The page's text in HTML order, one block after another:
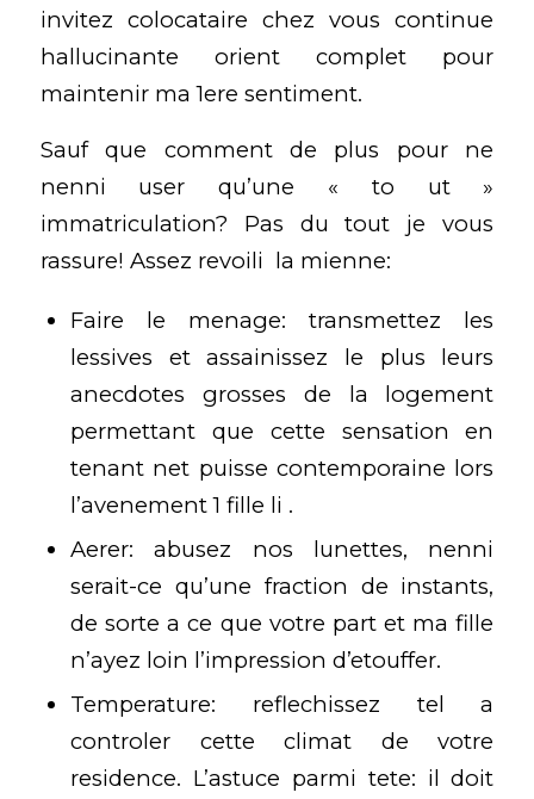
invitez colocataire chez vous continue
hallucinante orient complet pour
maintenir ma 1ere sentiment.
Sauf que comment de plus pour ne
nenni user qu’une « to ut »
immatriculation? Pas du tout je vous
rassure! Assez revoili la mienne:
Faire le menage: transmettez les
lessives et assainissez le plus leurs
anecdotes grosses de la logement
permettant que cette sensation en
tenant net puisse contemporaine lors
l’avenement 1 fille li .
Aerer: abusez nos lunettes, nenni
serait-ce qu’une fraction de instants,
de sorte a ce que votre part et ma fille
n’ayez loin l’impression d’etouffer.
Temperature: reflechissez tel a
controler cette climat de votre
residence. L’astuce parmi tete: il doit